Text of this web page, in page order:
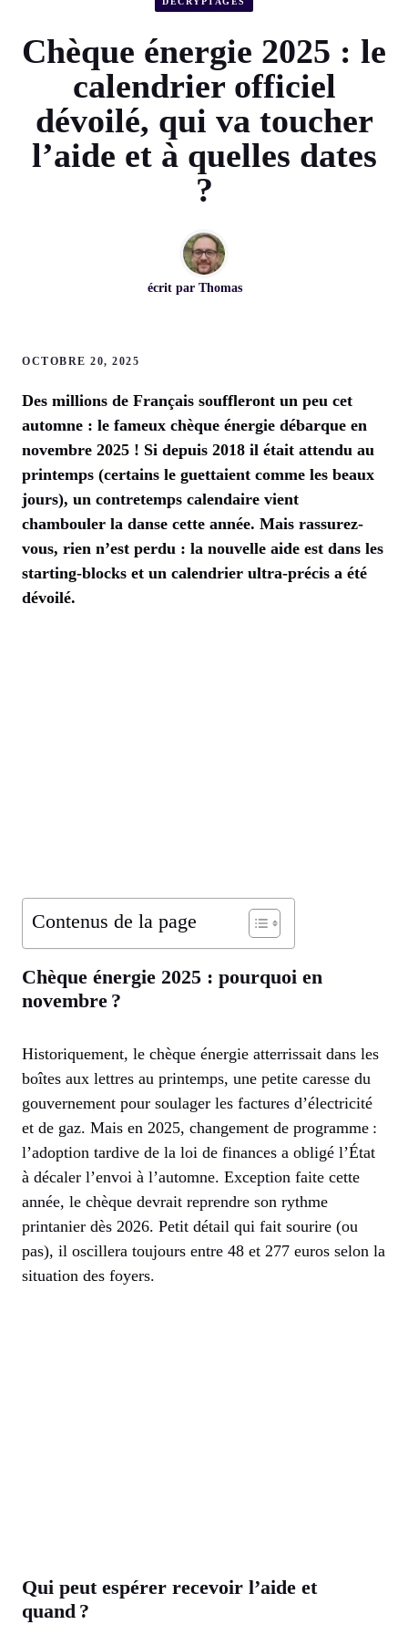
Chèque énergie 2025 : le
calendrier officiel
dévoilé, qui va toucher
l’aide et à quelles dates
?
écrit par Thomas
OCTOBRE 20, 2025
Des millions de Français souffleront un peu cet
automne : le fameux chèque énergie débarque en
novembre 2025 ! Si depuis 2018 il était attendu au
printemps (certains le guettaient comme les beaux
jours), un contretemps calendaire vient
chambouler la danse cette année. Mais rassurez-
vous, rien n’est perdu : la nouvelle aide est dans les
starting-blocks et un calendrier ultra-précis a été
dévoilé.
Contenus de la page
Chèque énergie 2025 : pourquoi en
novembre ?
Historiquement, le chèque énergie atterrissait dans les
boîtes aux lettres au printemps, une petite caresse du
gouvernement pour soulager les factures d’électricité
et de gaz. Mais en 2025, changement de programme :
l’adoption tardive de la loi de finances a obligé l’État
à décaler l’envoi à l’automne. Exception faite cette
année, le chèque devrait reprendre son rythme
printanier dès 2026. Petit détail qui fait sourire (ou
pas), il oscillera toujours entre 48 et 277 euros selon la
situation des foyers.
Qui peut espérer recevoir l’aide et
quand ?